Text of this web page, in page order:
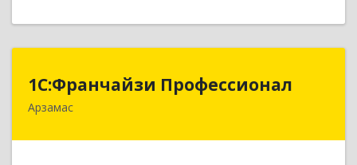
1С:Франчайзи Профессионал
Арзамас
1С:Франчайзи Профессионал
607227, Нижегородская обл, Арзамас г, Кирова